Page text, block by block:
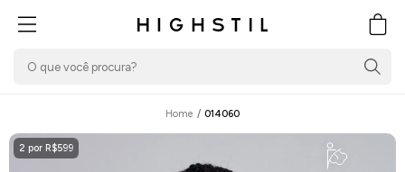
Home / 014060
2 por R$599